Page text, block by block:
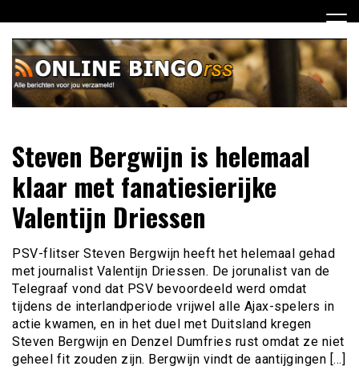
naar
inhoud
Online Bingo RSS
verzameld
Steven Bergwijn is helemaal
klaar met fanatiesierijke
Valentijn Driessen
PSV-flitser Steven Bergwijn heeft het helemaal gehad
met journalist Valentijn Driessen. De jorunalist van de
Telegraaf vond dat PSV bevoordeeld werd omdat
tijdens de interlandperiode vrijwel alle Ajax-spelers in
actie kwamen, en in het duel met Duitsland kregen
Steven Bergwijn en Denzel Dumfries rust omdat ze niet
geheel fit zouden zijn. Bergwijn vindt de aantijgingen […]